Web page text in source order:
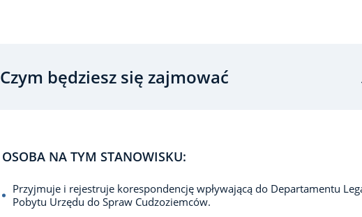
Czym będziesz się zajmować
OSOBA NA TYM STANOWISKU:
Przyjmuje i rejestruje korespondencję wpływającą do Departamentu
Pobytu Urzędu do Spraw Cudzoziemców.